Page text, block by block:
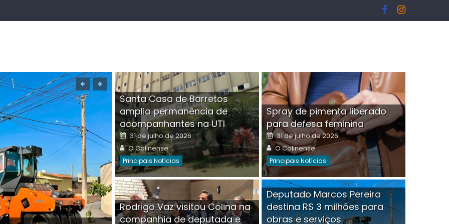
Boutique na Av. Ângelo Martins Tristão é
invadida por criminoso mascarado
Posted
30 de julho de 2026 Author
O Colinense Comment(0)
Santa Casa de Barretos
amplia permanência de
acompanhantes na UTI
Posted
on
31 de julho de 2026
Author
O Colinense
Principais Notícias
Spray de pimenta liberado
para defesa feminina
Posted
on
31 de julho de 2026
Author
O Colinense
Principais Notícias
Rodrigo Vaz visitou Colina na
companhia de deputada e
Deputado Marcos Pereira
destina R$ 3 milhões para
obras e serviços